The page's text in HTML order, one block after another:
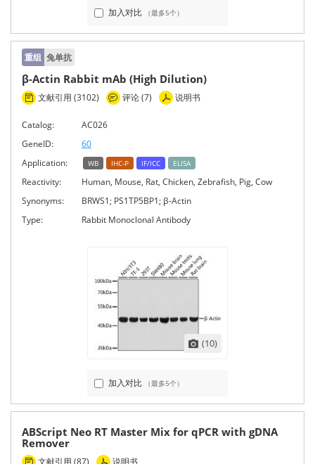
加入对比 （最多5个）
重组 兔单抗
β-Actin Rabbit mAb (High Dilution)
文献引用 (3102) 评论 (7) 说明书
Catalog:
AC026
GeneID:
60
Application:
WB IHC-P IF/ICC ELISA
Reactivity:
Human, Mouse, Rat, Chicken, Zebrafish, Pig, Cow
Synonyms:
BRWS1; PS1TP5BP1; β-Actin
Type:
Rabbit Monoclonal Antibody
(10)
加入对比 （最多5个）
ABScript Neo RT Master Mix for qPCR with gDNA
Remover
文献引用 (87) 说明书